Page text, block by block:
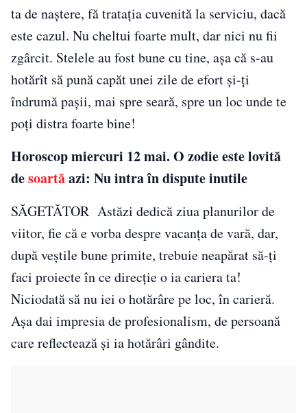
ta de naștere, fă tratația cuvenită la serviciu, dacă
este cazul. Nu cheltui foarte mult, dar nici nu fii
zgârcit. Stelele au fost bune cu tine, aşa că s-au
hotărît să pună capăt unei zile de efort şi-ți
îndrumă paşii, mai spre seară, spre un loc unde te
poți distra foarte bine!
Horoscop miercuri 12 mai. O zodie este lovită
desoartăazi: Nu intra în dispute inutile
SĂGETĂTOR Astăzi dedică ziua planurilor de
viitor, fie că e vorba despre vacanța de vară, dar,
după veştile bune primite, trebuie neapărat să-ţi
faci proiecte în ce direcţie o ia cariera ta!
Niciodată să nu iei o hotărâre pe loc, în carieră.
Așa dai impresia de profesionalism, de persoană
care reflectează și ia hotărâri gândite.